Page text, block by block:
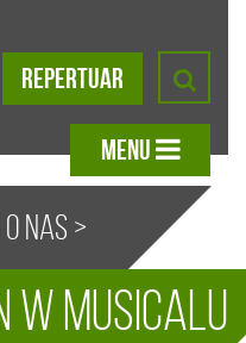
REPERTUAR
MENU
nas >
o A A AA
w musicalu